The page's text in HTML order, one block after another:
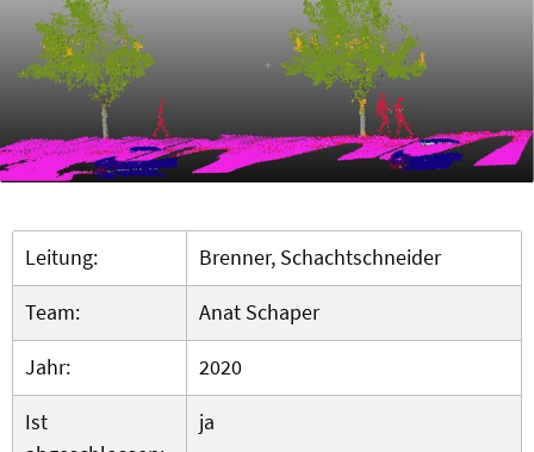
Leitung:
Brenner, Schachtschneider
Team:
Anat Schaper
Jahr:
2020
Ist
ja